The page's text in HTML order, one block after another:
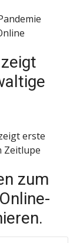
erste
Zeitlupe
zum